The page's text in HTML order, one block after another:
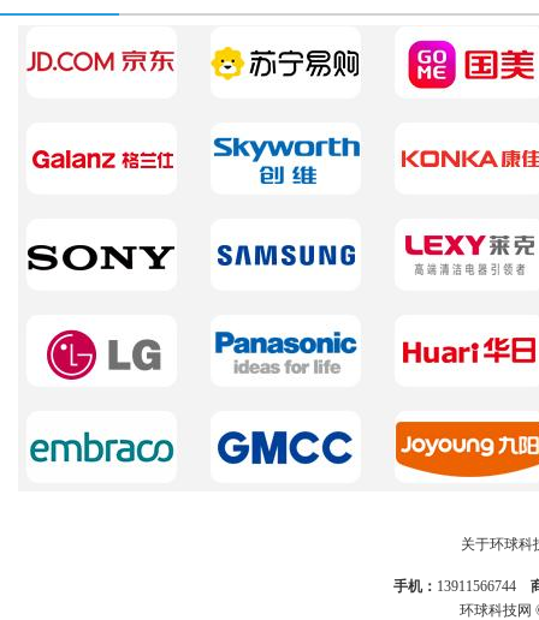
关于环球科
手机： 13911566744
环球科技网